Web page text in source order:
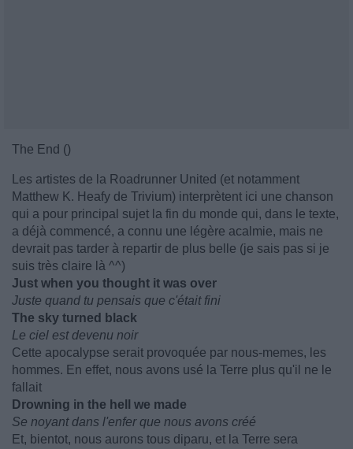
The End ()
Les artistes de la Roadrunner United (et notamment
Matthew K. Heafy de Trivium) interprètent ici une chanson
qui a pour principal sujet la fin du monde qui, dans le texte,
a déjà commencé, a connu une légère acalmie, mais ne
devrait pas tarder à repartir de plus belle (je sais pas si je
suis très claire là ^^)
Just when you thought it was over
Juste quand tu pensais que c'était fini
The sky turned black
Le ciel est devenu noir
Cette apocalypse serait provoquée par nous-memes, les
hommes. En effet, nous avons usé la Terre plus qu'il ne le
fallait
Drowning in the hell we made
Se noyant dans l'enfer que nous avons créé
Et, bientot, nous aurons tous diparu, et la Terre sera